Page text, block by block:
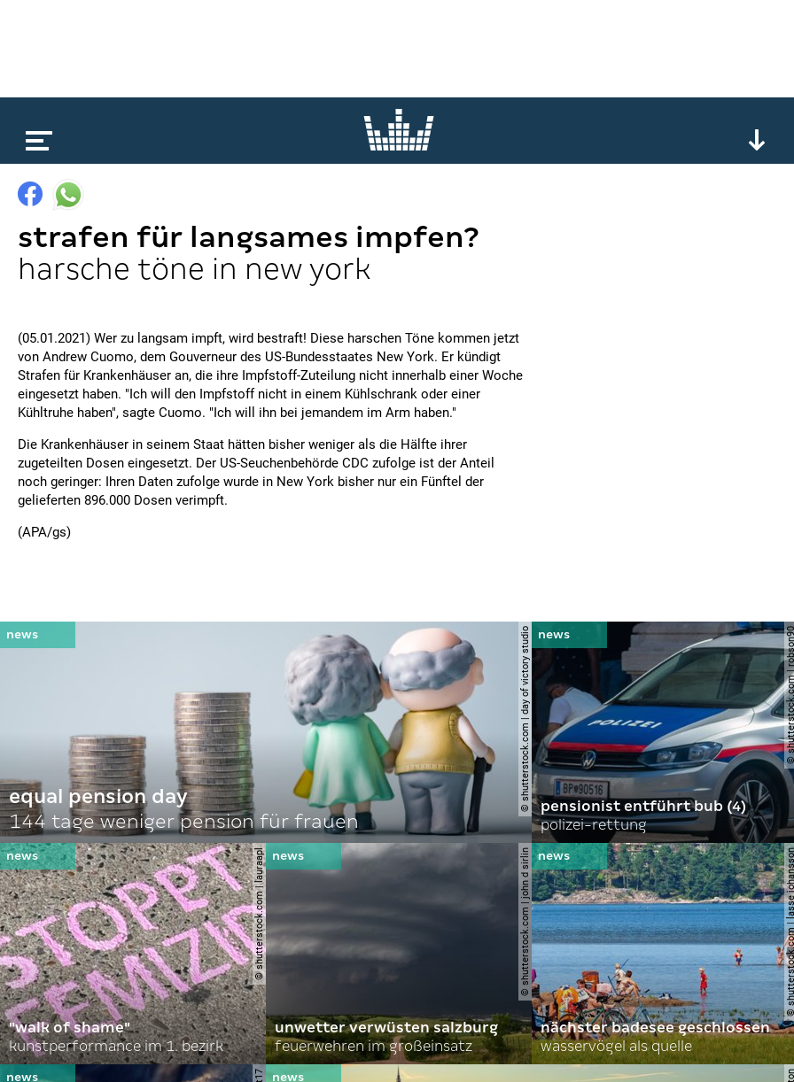
strafen für langsames impfen?
harsche töne in new york
(05.01.2021) Wer zu langsam impft, wird bestraft! Diese harschen Töne kommen jetzt
von Andrew Cuomo, dem Gouverneur des US-Bundesstaates New York. Er kündigt
Strafen für Krankenhäuser an, die ihre Impfstoff-Zuteilung nicht innerhalb einer Woche
eingesetzt haben. "Ich will den Impfstoff nicht in einem Kühlschrank oder einer
Kühltruhe haben", sagte Cuomo. "Ich will ihn bei jemandem im Arm haben."
Die Krankenhäuser in seinem Staat hätten bisher weniger als die Hälfte ihrer
zugeteilten Dosen eingesetzt. Der US-Seuchenbehörde CDC zufolge ist der Anteil
noch geringer: Ihren Daten zufolge wurde in New York bisher nur ein Fünftel der
gelieferten 896.000 Dosen verimpft.
(APA/gs)
© shutterstock.com | day of victory studio
equal pension day
144 tage weniger pension für frauen
©
pensionist entführt bub (4)
polizei-rettung
© shutterstock.com | lauraapl
"walk of shame"
kunstperformance im 1. bezirk
© shutterstock.com | john d sirlin
unwetter verwüsten salzburg
feuerwehren im großeinsatz
©
nächster badesee geschlossen
wasservögel als quelle